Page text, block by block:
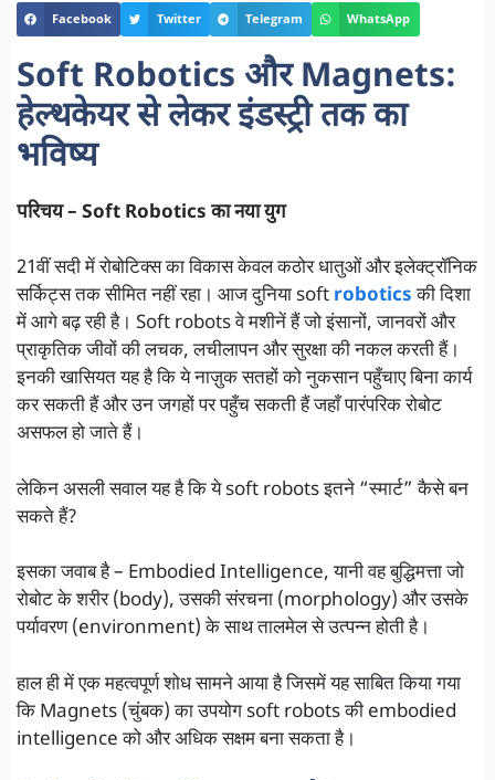
Facebook Twitter Telegram WhatsApp
Soft Robotics और Magnets:
हेल्थकेयर से लेकर इंडस्ट्री तक का
भविष्य
परिचय – Soft Robotics का नया युग
21वीं सदी में रोबोटिक्स का विकास केवल कठोर धातुओं और इलेक्ट्रॉनिक
सर्किट्स तक सीमित नहीं रहा। आज दुनिया soft roboticsकी दिशा
में आगे बढ़ रही है। Soft robots वे मशीनें हैं जो इंसानों, जानवरों और
प्राकृतिक जीवों की लचक, लचीलापन और सुरक्षा की नकल करती हैं।
इनकी खासियत यह है कि ये नाज़ुक सतहों को नुकसान पहुँचाए बिना कार्य
कर सकती हैं और उन जगहों पर पहुँच सकती हैं जहाँ पारंपरिक रोबोट
असफल हो जाते हैं।
लेकिन असली सवाल यह है कि ये soft robots इतने “स्मार्ट” कैसे बन
सकते हैं?
इसका जवाब है – Embodied Intelligence, यानी वह बुद्धिमत्ता जो
रोबोट के शरीर (body), उसकी संरचना (morphology) और उसके
पर्यावरण (environment) के साथ तालमेल से उत्पन्न होती है।
हाल ही में एक महत्वपूर्ण शोध सामने आया है जिसमें यह साबित किया गया
कि Magnets (चुंबक) का उपयोग soft robots की embodied
intelligence को और अधिक सक्षम बना सकता है।